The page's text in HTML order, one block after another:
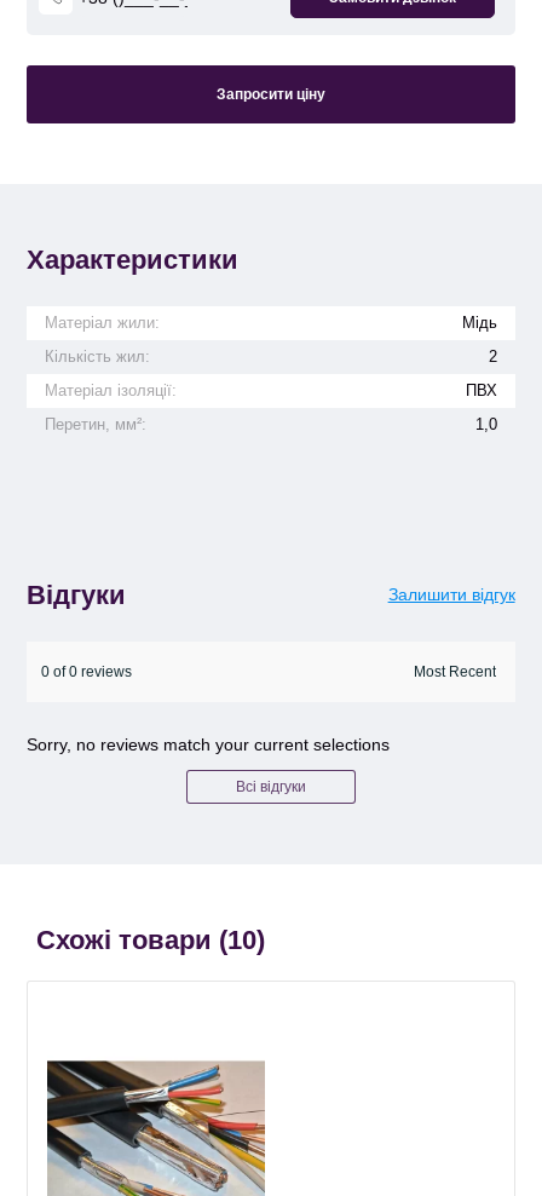
Запросити ціну
Характеристики
Матеріал жили:
Мідь
Кількість жил:
2
Матеріал ізоляції:
ПВХ
Перетин, мм²:
1,0
Відгуки Залишити відгук
0 of 0 reviews
Sorry, no reviews match your current selections
Всі відгуки
Схожі товари (10)